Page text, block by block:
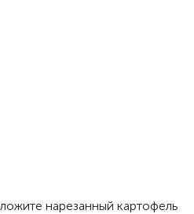
нарезанный картофель